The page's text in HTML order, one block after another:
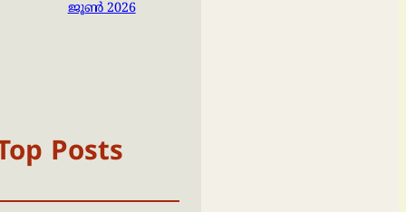
ജൂൺ 2026
Posts